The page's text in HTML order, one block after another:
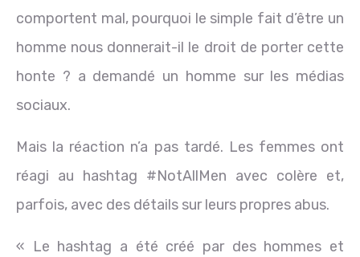
comportent mal, pourquoi le simple fait d’être un
homme nous donnerait-il le droit de porter cette
honte ? a demandé un homme sur les médias
sociaux.
Mais la réaction n’a pas tardé. Les femmes ont
réagi au hashtag #NotAllMen avec colère et,
parfois, avec des détails sur leurs propres abus.
« Le hashtag a été créé par des hommes et